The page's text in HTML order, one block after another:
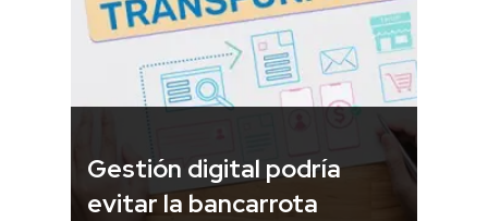
Gestión digital podría
evitar la bancarrota